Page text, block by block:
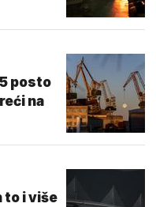
posto
na
to i više